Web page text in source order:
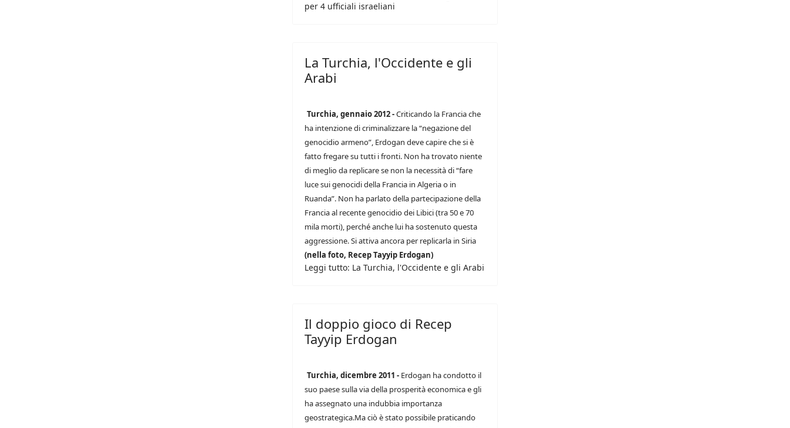
per 4 ufficiali israeliani
La Turchia, l'Occidente e gli
Arabi
Turchia, gennaio 2012 -Criticando la Francia che
ha intenzione di criminalizzare la “negazione del
genocidio armeno”, Erdogan deve capire che si è
fatto fregare su tutti i fronti. Non ha trovato niente
di meglio da replicare se non la necessità di “fare
luce sui genocidi della Francia in Algeria o in
Ruanda”. Non ha parlato della partecipazione della
Francia al recente genocidio dei Libici (tra 50 e 70
mila morti), perché anche lui ha sostenuto questa
aggressione. Si attiva ancora per replicarla in Siria
(nella foto, Recep Tayyip Erdogan)
Leggi tutto: La Turchia, l'Occidente e gli Arabi
Il doppio gioco di Recep
Tayyip Erdogan
Turchia, dicembre 2011 - Erdogan ha condotto il
suo paese sulla via della prosperità economica e gli
ha assegnato una indubbia importanza
geostrategica.Ma ciò è stato possibile praticando